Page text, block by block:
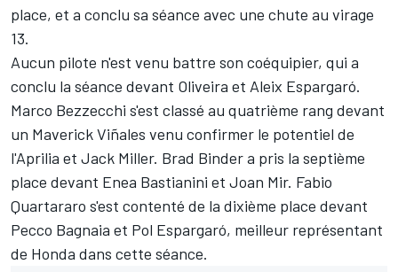
place, et a conclu sa séance avec une chute au virage
13.
Aucun pilote n'est venu battre son coéquipier, qui a
conclu la séance devant Oliveira et Aleix Espargaró.
Marco Bezzecchi s'est classé au quatrième rang devant
un Maverick Viñales venu confirmer le potentiel de
l'Aprilia et Jack Miller. Brad Bindera pris la septième
place devant Enea Bastianini et Joan Mir. Fabio
Quartararo s'est contenté de la dixième place devant
Pecco Bagnaia et Pol Espargaró, meilleur représentant
de Honda dans cette séance.